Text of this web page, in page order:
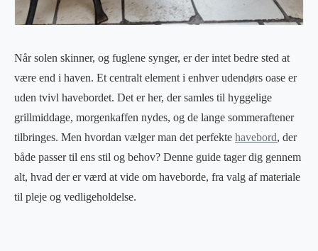
Når solen skinner, og fuglene synger, er der intet bedre sted at
være end i haven. Et centralt element i enhver udendørs oase er
uden tvivl havebordet. Det er her, der samles til hyggelige
grillmiddage, morgenkaffen nydes, og de lange sommeraftener
tilbringes. Men hvordan vælger man det perfekte havebord, der
både passer til ens stil og behov? Denne guide tager dig gennem
alt, hvad der er værd at vide om haveborde, fra valg af materiale
til pleje og vedligeholdelse.